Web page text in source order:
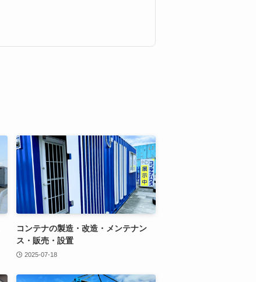
コンテナの製造・改造・メンテナン
ス・販売・設置
2025-07-18